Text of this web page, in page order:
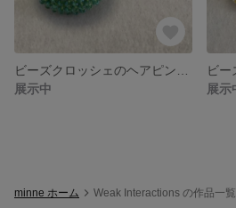
展示中
展示
minne ホーム Weak Interactions の作品一覧